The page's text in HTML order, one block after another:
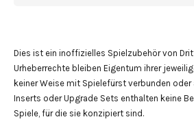
Dies ist ein inoffizielles Spielzubehör von
Urheberrechte bleiben Eigentum ihrer
keiner Weise mit Spielefürst verbunden oder
Inserts oder Upgrade Sets enthalten keine
Spiele, für die sie konzipiert sind.